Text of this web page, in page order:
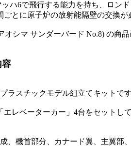
6で飛行する能力を持ち、ロン
とに原子炉の放射能隔壁の交換が
容
ラスチックモデル組立てキットです
レベーターカー」4台をセットして
機首部分、カナード翼、主翼部